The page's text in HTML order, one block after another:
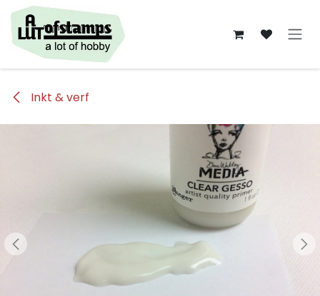
Overslaan naar inhoud
Inkt & verf